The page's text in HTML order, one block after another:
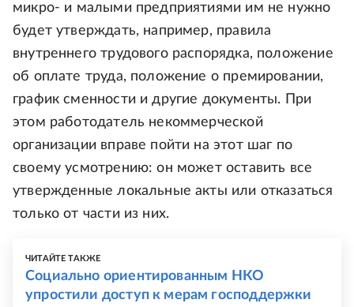
микро- и малыми предприятиями им не нужно
будет утверждать, например, правила
внутреннего трудового распорядка, положение
об оплате труда, положение о премировании,
график сменности и другие документы. При
этом работодатель некоммерческой
организации вправе пойти на этот шаг по
своему усмотрению: он может оставить все
утвержденные локальные акты или отказаться
только от части из них.
ЧИТАЙТЕ ТАКЖЕ
Социально ориентированным НКО
упростили доступ к мерам господдержки